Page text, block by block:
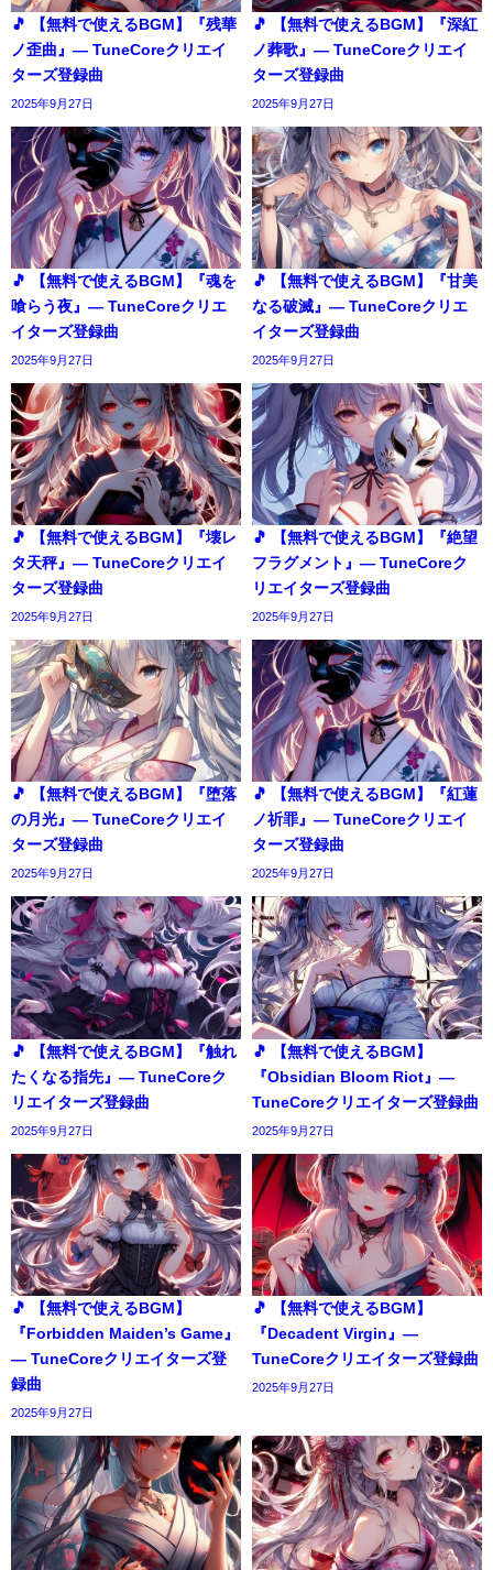
🎵 【無料で使えるBGM】『残華
ノ歪曲』― TuneCoreクリエイ
ターズ登録曲
2025年9月27日
🎵 【無料で使えるBGM】『深紅
ノ葬歌』― TuneCoreクリエイ
ターズ登録曲
2025年9月27日
🎵 【無料で使えるBGM】『魂を
喰らう夜』― TuneCoreクリエ
イターズ登録曲
2025年9月27日
🎵 【無料で使えるBGM】『甘美
なる破滅』― TuneCoreクリエ
イターズ登録曲
2025年9月27日
🎵 【無料で使えるBGM】『壊レ
タ天秤』― TuneCoreクリエイ
ターズ登録曲
2025年9月27日
🎵 【無料で使えるBGM】『絶望
フラグメント』― TuneCoreク
リエイターズ登録曲
2025年9月27日
🎵 【無料で使えるBGM】『堕落
の月光』― TuneCoreクリエイ
ターズ登録曲
2025年9月27日
🎵 【無料で使えるBGM】『紅蓮
ノ祈罪』― TuneCoreクリエイ
ターズ登録曲
2025年9月27日
🎵 【無料で使えるBGM】『触れ
たくなる指先』― TuneCoreク
リエイターズ登録曲
2025年9月27日
🎵 【無料で使えるBGM】
『Obsidian Bloom Riot』―
TuneCoreクリエイターズ登録曲
2025年9月27日
🎵 【無料で使えるBGM】
『Forbidden Maiden’s Game』
― TuneCoreクリエイターズ登
録曲
2025年9月27日
🎵 【無料で使えるBGM】
『Decadent Virgin』―
TuneCoreクリエイターズ登録曲
2025年9月27日